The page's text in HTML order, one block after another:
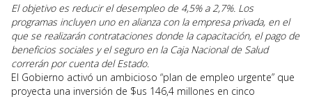
El objetivo es reducir el desempleo de 4,5% a 2,7%. Los
programas incluyen uno en alianza con la empresa privada, en el
que se realizarán contrataciones donde la capacitación, el pago de
beneficios sociales y el seguro en la Caja Nacional de Salud
correrán por cuenta del Estado.
El Gobierno activó un ambicioso “plan de empleo urgente” que
proyecta una inversión de $us 146,4 millones en cinco